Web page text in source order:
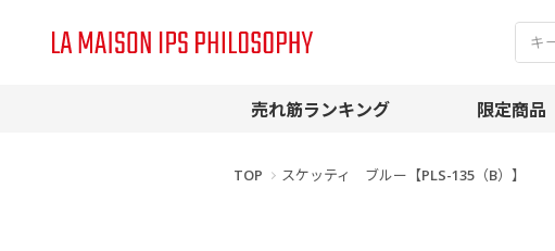
売れ筋ランキング 限定商品
TOP スケッティ ブルー【PLS-135（B）】